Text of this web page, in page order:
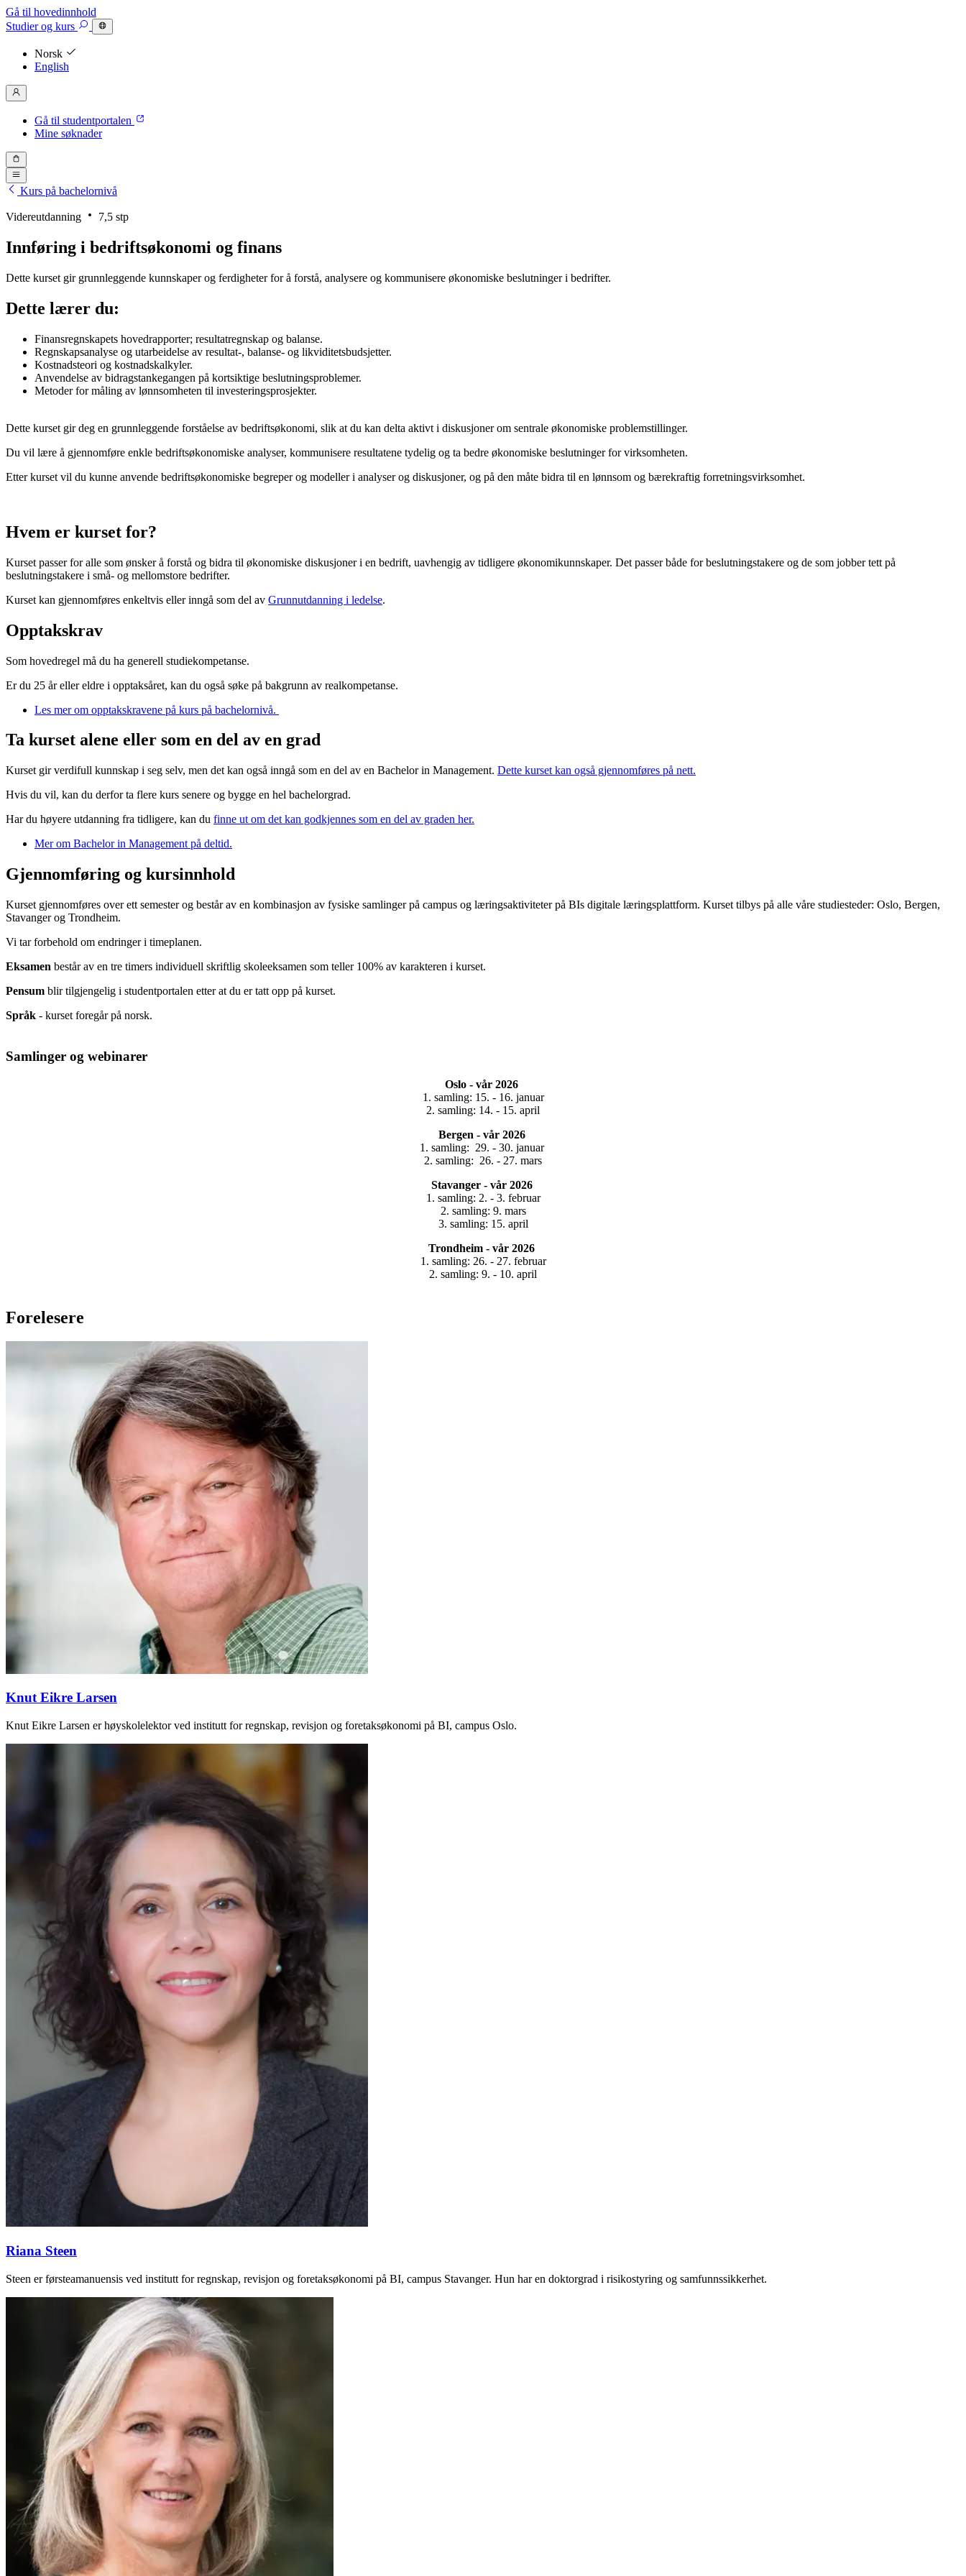
Gå til hovedinnhold
Studierog kurs
Norsk
English
Gå til studentportalen
Mine søknader
Kurs på bachelornivå
Videreutdanning 7,5 stp
Innføring i bedriftsøkonomi og finans
Dette kurset gir grunnleggende kunnskaper og ferdigheter for å forstå, analysere og kommunisere økonomiske beslutninger i bedrifter.
Dette lærer du:
Finansregnskapets hovedrapporter; resultatregnskap og balanse.
Regnskapsanalyse og utarbeidelse av resultat-, balanse- og likviditetsbudsjetter.
Kostnadsteori og kostnadskalkyler.
Anvendelse av bidragstankegangen på kortsiktige beslutningsproblemer.
Metoder for måling av lønnsomheten til investeringsprosjekter.
Dette kurset gir deg en grunnleggende forståelse av bedriftsøkonomi, slik at du kan delta aktivt i diskusjoner om sentrale økonomiske problemstillinger.
Du vil lære å gjennomføre enkle bedriftsøkonomiske analyser, kommunisere resultatene tydelig og ta bedre økonomiske beslutninger for virksomheten.
Etter kurset vil du kunne anvende bedriftsøkonomiske begreper og modeller i analyser og diskusjoner, og på den måte bidra til en lønnsom og bærekraftig forretningsvirksomhet.
Hvem er kurset for?
Kurset passer for alle som ønsker å forstå og bidra til økonomiske diskusjoner i en bedrift, uavhengig av tidligere økonomikunnskaper. Det passer både for beslutningstakere og de som jobber tett på
beslutningstakere i små- og mellomstore bedrifter.
Kurset kan gjennomføres enkeltvis eller inngå som del av Grunnutdanning i ledelse.
Opptakskrav
Som hovedregel må du ha generell studiekompetanse.
Er du 25 år eller eldre i opptaksåret, kan du også søke på bakgrunn av realkompetanse.
Les mer om opptakskravene på kurs på bachelornivå.
Ta kurset alene eller som en del av en grad
Kurset gir verdifull kunnskap i seg selv, men det kan også inngå som en del av en Bachelor in Management. Dette kurset kan også gjennomføres på nett.
Hvis du vil, kan du derfor ta flere kurs senere og bygge en hel bachelorgrad.
Har du høyere utdanning fra tidligere, kan du finne ut om det kan godkjennes som en del av graden her.
Mer om Bachelor in Management på deltid.
Gjennomføring og kursinnhold
Kurset gjennomføres over ett semester og består av en kombinasjon av fysiske samlinger på campus og læringsaktiviteter på BIs digitale læringsplattform. Kurset tilbys på alle våre studiesteder: Oslo, Bergen,
Stavanger og Trondheim.
Vi tar forbehold om endringer i timeplanen.
Eksamen består av en tre timers individuell skriftlig skoleeksamen som teller 100% av karakteren i kurset.
Pensum blir tilgjengelig i studentportalen etter at du er tatt opp på kurset.
Språk - kurset foregår på norsk.
Samlinger og webinarer
Oslo - vår 2026
1. samling: 15. - 16. januar
2. samling: 14. - 15. april
Bergen - vår 2026
1. samling: 29. - 30. januar
2. samling: 26. - 27. mars
Stavanger -vår 2026
1. samling: 2. - 3. februar
2. samling: 9. mars
3. samling: 15. april
Trondheim - vår 2026
1. samling: 26. - 27. februar
2. samling: 9. - 10. april
Forelesere
Knut Eikre Larsen
Knut Eikre Larsen er høyskolelektor ved institutt for regnskap, revisjon og foretaksøkonomi på BI, campus Oslo.
Riana Steen
Steen er førsteamanuensis ved institutt for regnskap, revisjon og foretaksøkonomi på BI, campus Stavanger. Hun har en doktorgrad i risikostyring og samfunnssikkerhet.